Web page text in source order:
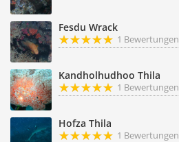
Fesdu Wrack
1 Bewertungen
Kandholhudhoo Thila
1 Bewertungen
Hofza Thila
1 Bewertungen